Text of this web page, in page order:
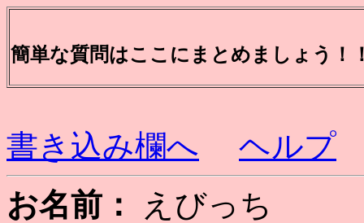
簡単な質問はここにまとめましょう！
書き込み欄へ
ヘルプ
お名前：
えびっち